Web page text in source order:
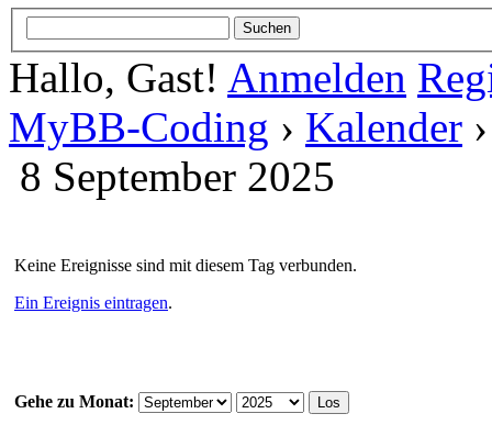
Hallo, Gast! Anmelden
MyBB-Coding › Kalender
8 September 2025
Keine Ereignisse sind mit diesem Tag verbunden.
Ein Ereignis eintragen.
Gehe zu Monat: